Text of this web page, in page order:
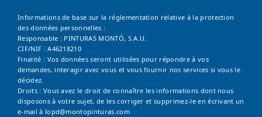
Informations de base sur la réglementation relative à la protection
des données personnelles :
Responsable : PINTURAS MONTÓ, S.A.U.
CIF/NIF : A46218210
Finalité : Vos données seront utilisées pour répondre à vos
demandes, interagir avec vous et vous fournir nos services si vous le
décidez.
Droits : Vous avez le droit de connaître les informations dont nous
disposons à votre sujet, de les corriger et supprimez-le en écrivant un
e-mail à lopd@montopinturas.com